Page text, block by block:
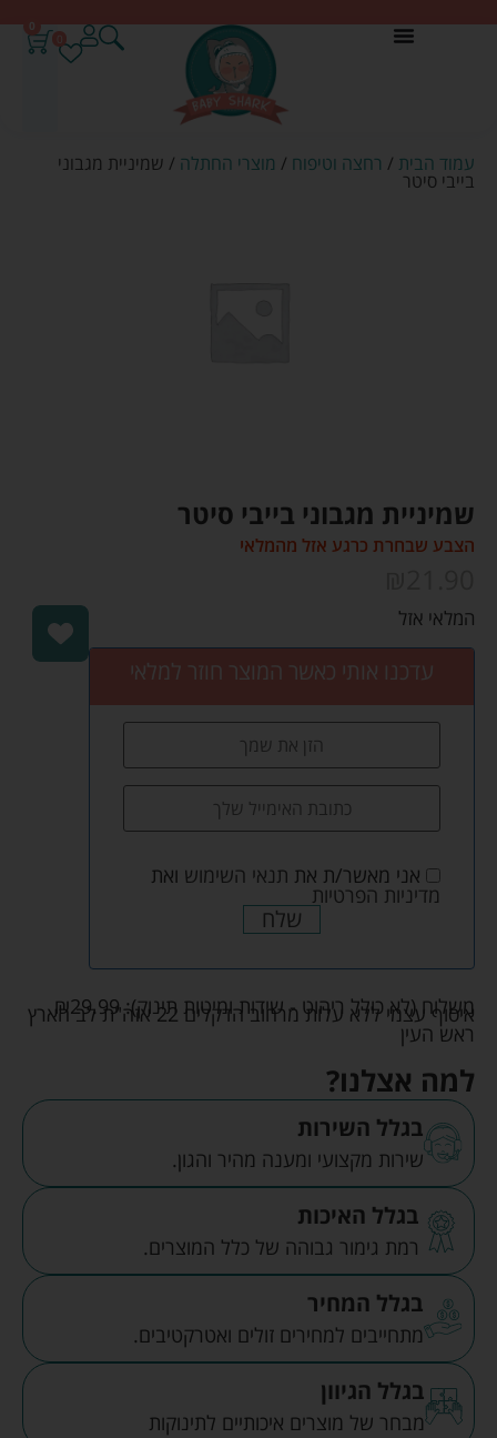
0
עמוד הבית / רחצה וטיפוח / מוצרי החתלה / שמיניית מגבוני
בייבי סיטר
שמיניית מגבוני בייבי סיטר
הצבע שבחרת כרגע אזל מהמלאי
המלאי אזל
עדכנו אותי כאשר המוצר חוזר למלאי
אני מאשר/ת את תנאי השימוש ואת
מדיניות הפרטיות
שלח
משלוח (לא כולל ריהוט - שידות ומיטות תינוק): ₪29.99
איסוף עצמי ללא עלות מרחוב הדקלים 22 אזה"ת לב הארץ
ראש העין
למה אצלנו?
בגלל השירות
שירות מקצועי ומענה מהיר והגון.
בגלל האיכות
רמת גימור גבוהה של כלל המוצרים.
בגלל המחיר
מתחייבים למחירים זולים ואטרקטיבים.
בגלל הגיוון
מבחר של מוצרים איכותיים לתינוקות